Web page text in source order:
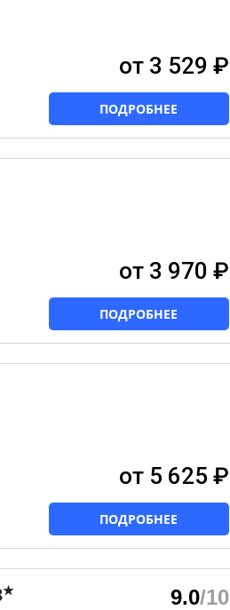
от 3 529 ₽
ПОДРОБНЕЕ
от 3 970 ₽
ПОДРОБНЕЕ
от 5 625 ₽
ПОДРОБНЕЕ
★ 9.0/10